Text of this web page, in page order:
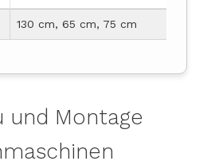
130 cm, 65 cm, 75 cm
und Montage